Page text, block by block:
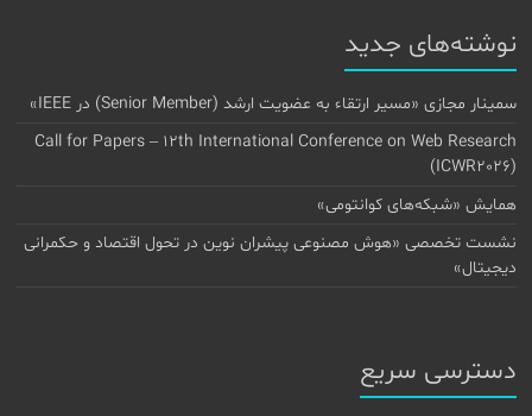
نوشته‌های جدید
سمینار مجازی «مسیر ارتقاء به عضویت ارشد (Senior Member) در IEEE»
Call for Papers – 12th International Conference on Web Research
(ICWR2026)
همایش «شبکه‌های کوانتومی»
نشست تخصصی «هوش مصنوعی پیشران نوین در تحول اقتصاد و حکمرانی
دیجیتال»
دسترسی سریع